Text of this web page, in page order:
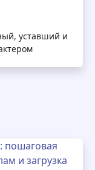
уставший и